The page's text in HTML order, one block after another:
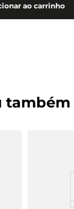
ao carrinho
também